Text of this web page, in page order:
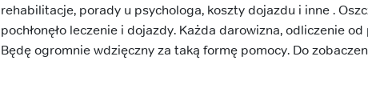
rehabilitacje, porady u psychologa, koszty dojazdu i inne .
pochłonęło leczenie i dojazdy. Każda darowizna, odliczenie
Będę ogromnie wdzięczny za taką formę pomocy. Do